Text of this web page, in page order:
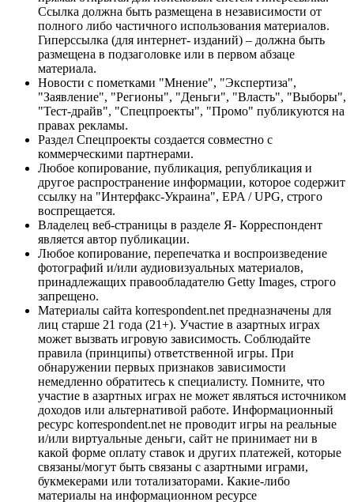
Ссылка должна быть размещена в независимости от
полного либо частичного использования материалов.
Гиперссылка (для интернет- изданий) – должна быть
размещена в подзаголовке или в первом абзаце
материала.
Новости с пометками "Мнение", "Экспертиза",
"Заявление", "Регионы", "Деньги", "Власть", "Выборы",
"Тест-драйв", "Спецпроекты", "Промо" публикуются на
правах рекламы.
Раздел Спецпроекты создается совместно с
коммерческими партнерами.
Любое копирование, публикация, републикация и
другое распространение информации, которое содержит
ссылку на "Интерфакс-Украина", EPA / UPG, строго
воспрещается.
Владелец веб-страницы в разделе Я- Корреспондент
является автор публикации.
Любое копирование, перепечатка и воспроизведение
фотографий и/или аудиовизуальных материалов,
принадлежащих правообладателю Getty Images, строго
запрещено.
Материалы сайта korrespondent.net предназначены для
лиц старше 21 года (21+). Участие в азартных играх
может вызвать игровую зависимость. Соблюдайте
правила (принципы) ответственной игры. При
обнаружении первых признаков зависимости
немедленно обратитесь к специалисту. Помните, что
участие в азартных играх не может являться источником
доходов или альтернативой работе. Информационный
ресурс korrespondent.net не проводит игры на реальные
и/или виртуальные деньги, сайт не принимает ни в
какой форме оплату ставок и других платежей, которые
связаны/могут быть связаны с азартными играми,
букмекерами или тотализаторами. Какие-либо
материалы на информационном ресурсе